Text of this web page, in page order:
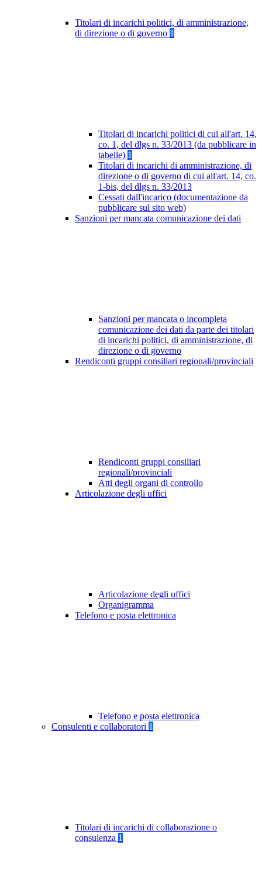
Titolari di incarichi politici, di amministrazione,
di direzione o di governo 1
Titolari di incarichi politici di cui all'art. 14,
co. 1, del dlgs n. 33/2013 (da pubblicare in
tabelle) 1
Titolari di incarichi di amministrazione, di
direzione o di governo di cui all'art. 14, co.
1-bis, del dlgs n. 33/2013
Cessati dall'incarico (documentazione da
pubblicare sul sito web)
Sanzioni per mancata comunicazione dei dati
Sanzioni per mancata o incompleta
comunicazione dei dati da parte dei titolari
di incarichi politici, di amministrazione, di
direzione o di governo
Rendiconti gruppi consiliari regionali/provinciali
Rendiconti gruppi consiliari
regionali/provinciali
Atti degli organi di controllo
Articolazione degli uffici
Articolazione degli uffici
Organigramma
Telefono e posta elettronica
Telefono e posta elettronica
Consulenti e collaboratori 1
Titolari di incarichi di collaborazione o
consulenza 1